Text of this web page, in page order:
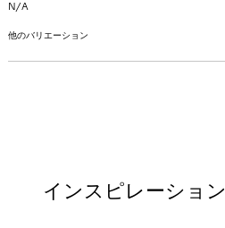
N/A
他のバリエーション
インスピレーション